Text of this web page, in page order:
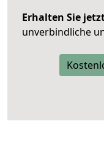
Erhalten Sie
unverbindliche